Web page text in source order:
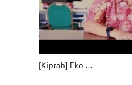
[Kiprah] Eko ...